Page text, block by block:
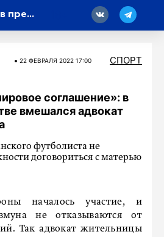
Петербуржцев предупредили о рисках домашней консервации
22 ФЕВРАЛЯ 2022 17:00 СПОРТ
соглашение»: в
вмешался адвокат
футболиста не
договориться с матерью
началось участие, и
не отказываются от
Так адвокат жительницы